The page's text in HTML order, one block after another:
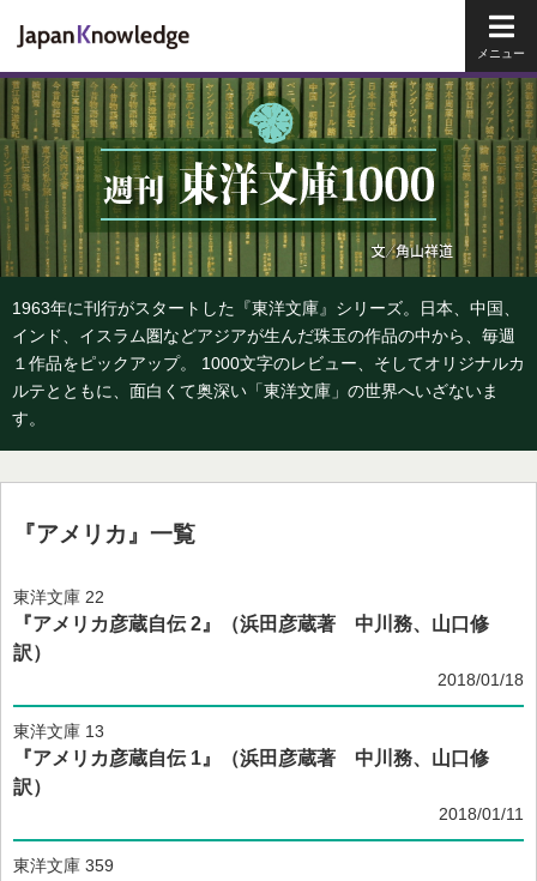
1963年に刊行がスタートした『東洋文庫』シリーズ。日本、中国、
インド、イスラム圏などアジアが生んだ珠玉の作品の中から、毎週
１作品をピックアップ。 1000文字のレビュー、そしてオリジナルカ
ルテとともに、面白くて奥深い「東洋文庫」の世界へいざないま
す。
『アメリカ』一覧
東洋文庫 22
『アメリカ彦蔵自伝 2』（浜田彦蔵著 中川務、山口修
訳）
2018/01/18
東洋文庫 13
『アメリカ彦蔵自伝 1』（浜田彦蔵著 中川務、山口修
訳）
2018/01/11
東洋文庫 359